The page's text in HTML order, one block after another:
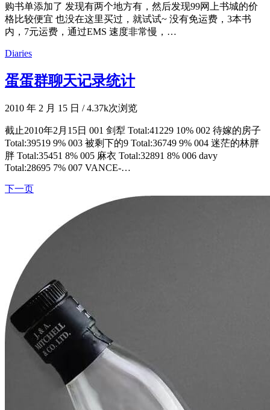
购书单添加了 发现有两个地方有，然后发现99网上书城的价
格比较便宜 也没在这里买过，就试试~ 没有免运费，3本书
内，7元运费，通过EMS 速度非常慢，…
Diaries
蛋蛋群聊天记录统计
2010 年 2 月 15 日 /4.37k次浏览
截止2010年2月15日 001 剑犁 Total:41229 10% 002 待嫁的房子
Total:39519 9% 003 被剩下的9 Total:36749 9% 004 迷茫的林胖
胖 Total:35451 8% 005 麻衣 Total:32891 8% 006 davy
Total:28695 7% 007 VANCE-…
文
下一页